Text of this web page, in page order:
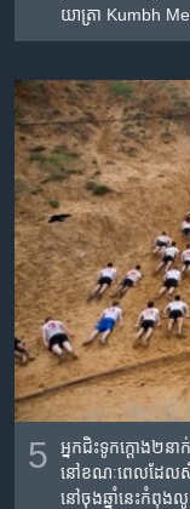
យាត្រា Kumbh
5
អ្នក​ជិះ​ទូក​ក្ដោង​​២​នា
នៅ​ខណៈ​ពេល​ដែល​សិ
នៅ​ចុង​ឆ្នាំ​នេះកំពុង​